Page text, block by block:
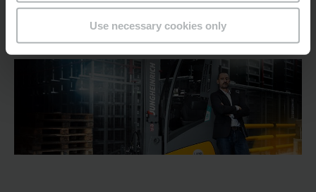
Use necessary cookies only
korkealaatuisille litiumioniakuillemme, jotta voit rentoutua ja
keskittyä olennaiseen – työhösi.